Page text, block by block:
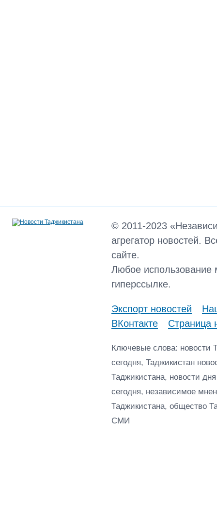
© 2011-2023
агрегатор новостей.
сайте.
Любое использование
гиперссылке.
Экспорт новостей
ВКонтакте
Страница
Ключевые слова: новости
сегодня, Таджикистан
Таджикистана, новости
сегодня, независимое
Таджикистана, общество
СМИ